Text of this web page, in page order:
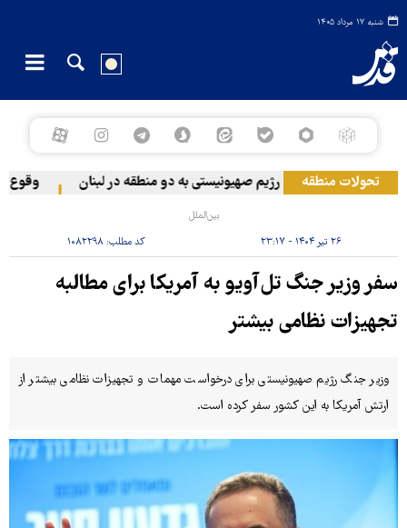
شنبه ۱۷ مرداد ۱۴۰۵
تحولات منطقهحمله رژیم صهیونیستی به دو منطقه در لبنان وقوع
بین‌الملل
۲۶ تیر ۱۴۰۴ - ۲۳:۱۷ کد مطلب: ۱۰۸۲۲۹۸
سفر وزیر جنگ تل‌آویو به آمریکا برای مطالبه
تجهیزات نظامی بیشتر
وزیر جنگ رژیم صهیونیستی برای درخواست مهمات و تجهیزات نظامی بیشتر از
ارتش آمریکا به این کشور سفر کرده است.